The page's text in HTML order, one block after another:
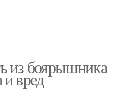
из боярышника
вред